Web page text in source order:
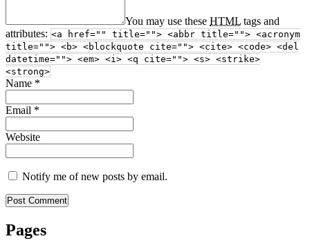
You may use these HTML tags and
attributes: <a href="" title=""> <abbr title=""> <acronym
title=""> <b> <blockquote cite=""> <cite> <code> <del
datetime=""> <em> <i> <q cite=""> <s> <strike>
<strong>
Name *
Email *
Website
Notify me of new posts by email.
Pages